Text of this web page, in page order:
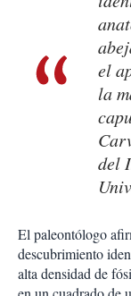
el
la
del
El paleontólogo
descubrimiento
alta densidad de